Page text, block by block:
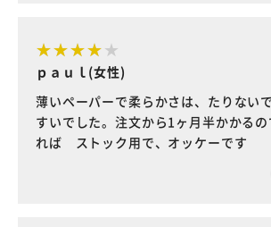
ｐａｕｌ(女性)
薄いペーパーで柔らかさは、たりない
すいでした。注文から1ヶ月半かかる
れば ストック用で、オッケーです